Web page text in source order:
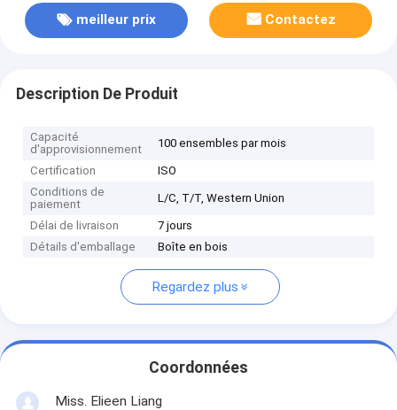
meilleur prix Contactez
Description De Produit
Capacité
d'approvisionnement
100 ensembles par mois
Certification
ISO
Conditions de
paiement
L/C, T/T, Western Union
Délai de livraison
7 jours
Détails d'emballage
Boîte en bois
Regardez plus
Coordonnées
Miss. Elieen Liang